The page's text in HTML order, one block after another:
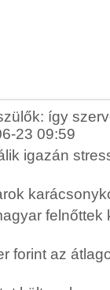
így
23 09:59
igazán
felnőttek
forint az